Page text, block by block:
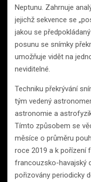
Neptunu. Zahrnuje
jejichž sekvence se
jakou se
posunu se snímky
umožňuje vidět na
neviditelné.
Techniku ​​překrývání
tým vedený
astronomie a
Tímto způsobem se
měsíce o průměru
roce 2019 a k pořízení
francouzsko-havajský
pořizovány periodicky